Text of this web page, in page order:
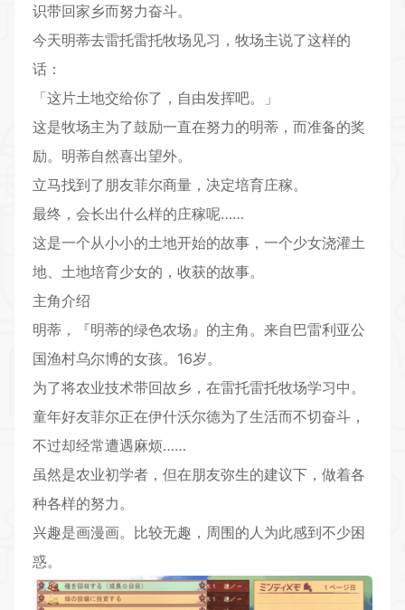
识带回家乡而努力奋斗。
今天明蒂去雷托雷托牧场见习，牧场主说了这样的
话：
「这片土地交给你了，自由发挥吧。」
这是牧场主为了鼓励一直在努力的明蒂，而准备的奖
励。明蒂自然喜出望外。
立马找到了朋友菲尔商量，决定培育庄稼。
最终，会长出什么样的庄稼呢……
这是一个从小小的土地开始的故事，一个少女浇灌土
地、土地培育少女的，收获的故事。
主角介绍
明蒂，『明蒂的绿色农场』的主角。来自巴雷利亚公
国渔村乌尔博的女孩。16岁。
为了将农业技术带回故乡，在雷托雷托牧场学习中。
童年好友菲尔正在伊什沃尔德为了生活而不切奋斗，
不过却经常遭遇麻烦……
虽然是农业初学者，但在朋友弥生的建议下，做着各
种各样的努力。
兴趣是画漫画。比较无趣，周围的人为此感到不少困
惑。